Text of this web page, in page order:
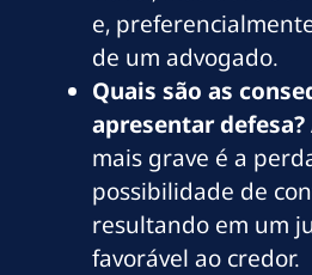
e,
de um advogado.
Quais são as
apresentar defesa?
mais grave é a
possibilidade de
resultando em um
favorável ao credor.